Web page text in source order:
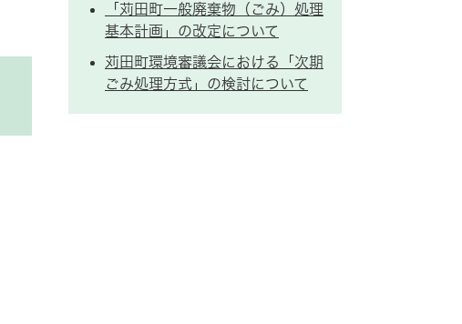
「苅田町一般廃棄物（ごみ）処理
基本計画」の改定について
苅田町環境審議会における「次期
ごみ処理方式」の検討について